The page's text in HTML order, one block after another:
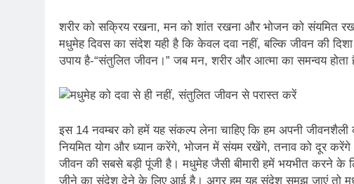
शरीर को सक्रिय रखना, मन को शांत रखना और भोजन को संयमित
मधुमेह दिवस का संदेश यही है कि केवल दवा नहीं, बल्कि जीवन की
उपाय है-“संतुलित जीवन।” जब मन, शरीर और आत्मा का समन्वय
इस 14 नवम्बर को हमें यह संकल्प लेना चाहिए कि हम अपनी
नियमित योग और ध्यान करेंगे, भोजन में संयम रखेंगे, तनाव को दूर
जीवन की सबसे बड़ी पूंजी है। मधुमेह जैसी बीमारी हमें भयभीत करने
जीने का संदेश देने के लिए आई है। अगर हम यह संदेश समझ जाएं तो